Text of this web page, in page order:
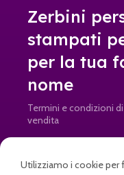
Zerbini
stampati
per la tua
nome
Termini e condizioni di
vendita
Utilizziamo i cookie per